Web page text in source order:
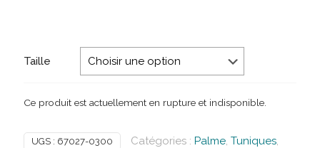
Taille
Ce produit est actuellement en rupture et indisponible.
UGS : 67027-0300 Catégories : Palme Tuniques